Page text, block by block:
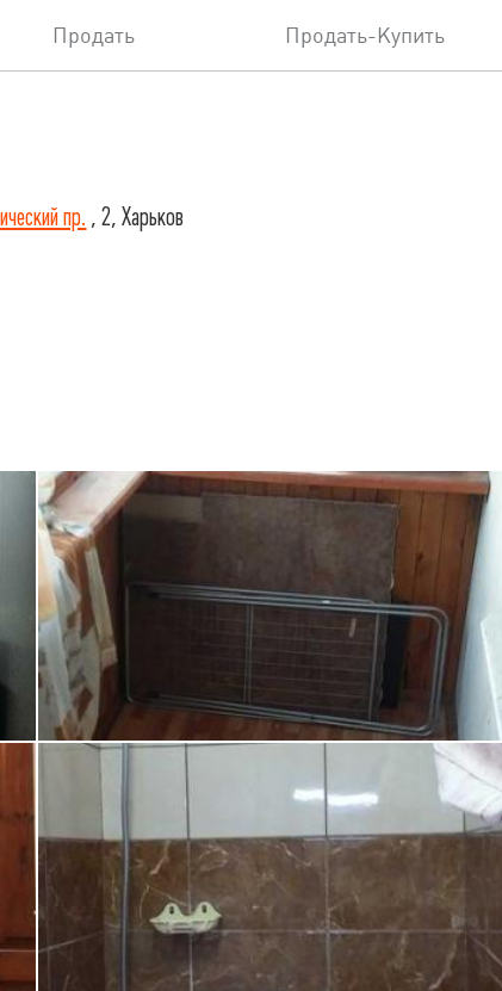
Продать Продать-Купить
пр. , 2, Харьков